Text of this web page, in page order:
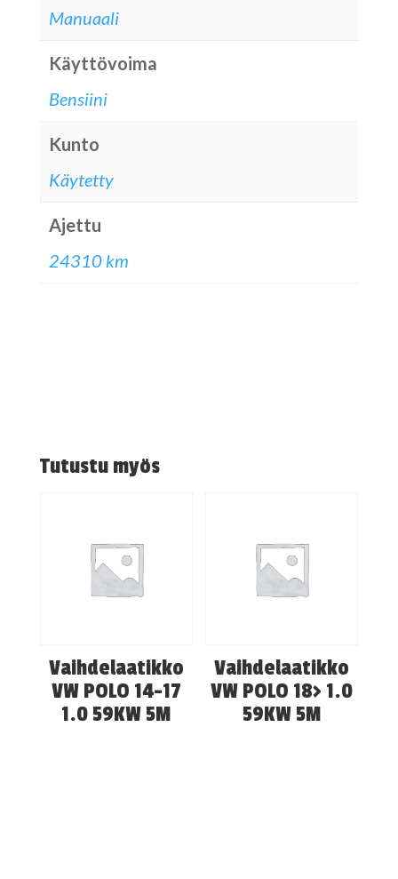
Manuaali
Käyttövoima
Bensiini
Kunto
Käytetty
Ajettu
24310 km
Tutustu myös
Vaihdelaatikko
VW POLO 14-17
1.0 59KW 5M
Vaihdelaatikko
VW POLO 18> 1.0
59KW 5M